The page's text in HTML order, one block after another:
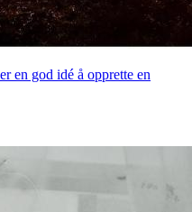
en god idé å opprette en